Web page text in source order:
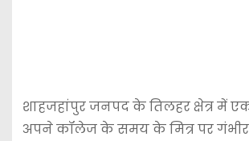
शाहजहांपुर जनपद के तिलहर क्षेत्र में
अपने कॉलेज के समय के मित्र पर